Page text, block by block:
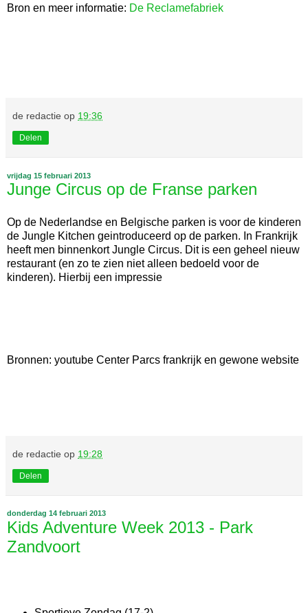
Bron en meer informatie: De Reclamefabriek
de redactie op 19:36
Delen
vrijdag 15 februari 2013
Junge Circus op de Franse parken
Op de Nederlandse en Belgische parken is voor de kinderen
de Jungle Kitchen geintroduceerd op de parken. In Frankrijk
heeft men binnenkort Jungle Circus. Dit is een geheel nieuw
restaurant (en zo te zien niet alleen bedoeld voor de
kinderen). Hierbij een impressie
Bronnen: youtube Center Parcs frankrijk en gewone website
de redactie op 19:28
Delen
donderdag 14 februari 2013
Kids Adventure Week 2013 - Park
Zandvoort